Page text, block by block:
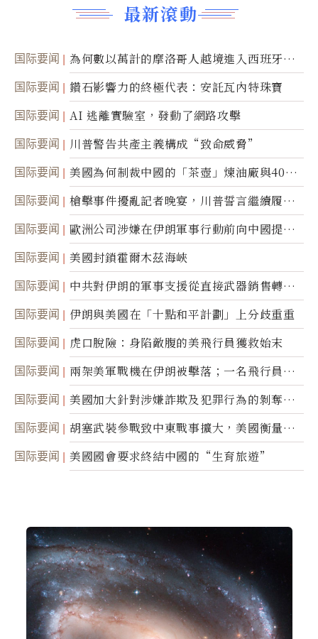
最新滾動
国际要闻
為何數以萬計的摩洛哥人越境進入西班牙休
達
国际要闻 鑽石影響力的終極代表：安託瓦內特珠寶
国际要闻 AI 逃離實驗室，發動了網路攻擊
国际要闻 川普警告共產主義構成“致命威脅”
国际要闻
美國為何制裁中國的「茶壺」煉油廠與40家
航運公司
国际要闻
槍擊事件擾亂記者晚宴，川普誓言繼續履行
職責
国际要闻
歐洲公司涉嫌在伊朗軍事行動前向中國提供
美軍基地的衛星影像
国际要闻 美國封鎖霍爾木茲海峽
国际要闻
中共對伊朗的軍事支援從直接武器銷售轉向
間接技術轉讓
国际要闻 伊朗與美國在「十點和平計劃」上分歧重重
国际要闻 虎口脫險：身陷敵腹的美飛行員獲救始末
国际要闻
兩架美軍戰機在伊朗被擊落；一名飛行員失
蹤
国际要闻
美國加大針對涉嫌詐欺及犯罪行為的剝奪公
民權力度
国际要闻
胡塞武裝參戰致中東戰事擴大，美國衡量地
面入侵的可能性
国际要闻 美國國會要求終結中國的“生育旅遊”